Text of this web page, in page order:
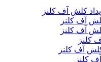
کلش آف کلنز
آف کلنز
آف کلنز
کلنز
آف کلنز
کلنز